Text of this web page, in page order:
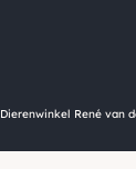
René van